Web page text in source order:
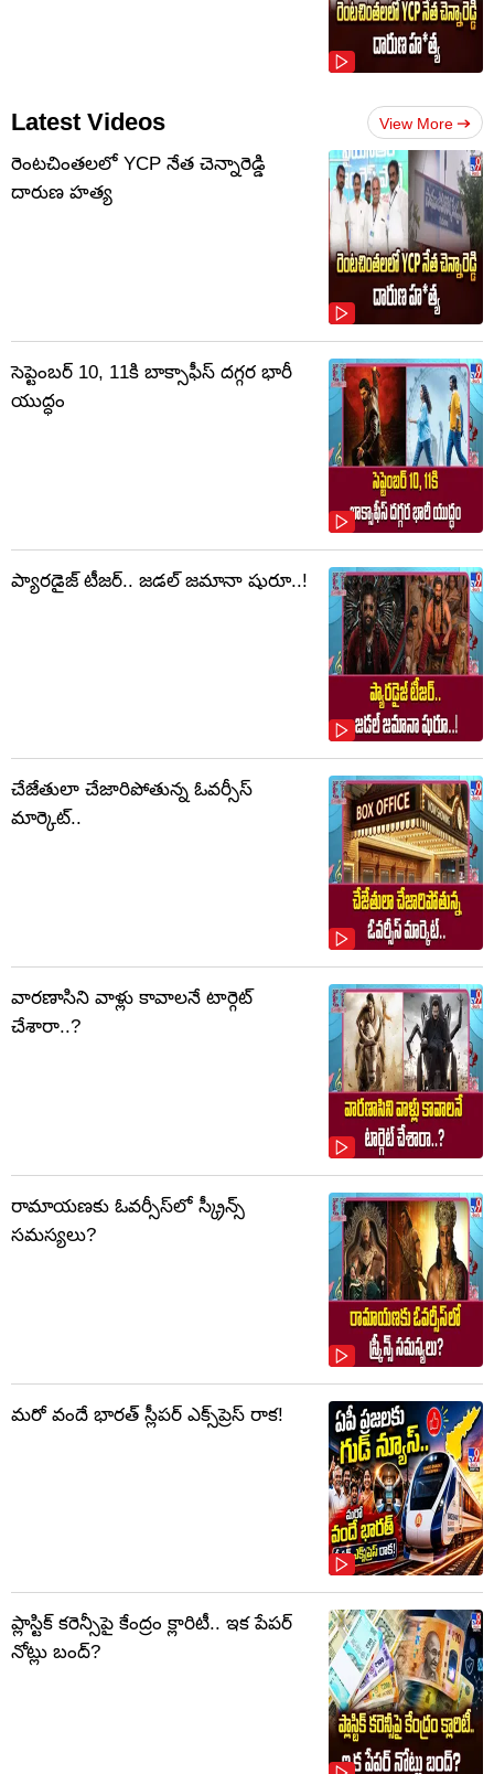
Latest Videos View More
రెంటచింతలలో YCP నేత చెన్నారెడ్డి
దారుణ హత్య
సెప్టెంబర్‌ 10, 11కి బాక్సాఫీస్ దగ్గర భారీ
యుద్ధం
ప్యారడైజ్ టీజర్.. జడల్ జమానా షురూ..!
చేజేతులా చేజారిపోతున్న ఓవర్సీస్
మార్కెట్..
వారణాసిని వాళ్లు కావాలనే టార్గెట్
చేశారా..?
రామాయణకు ఓవర్సీస్‌లో స్క్రీన్స్
సమస్యలు?
మరో వందే భారత్ స్లీపర్ ఎక్స్‌ప్రెస్ రాక!
ప్లాస్టిక్‌ కరెన్సీపై కేంద్రం క్లారిటీ.. ఇక పేపర్‌
నోట్లు బంద్‌?